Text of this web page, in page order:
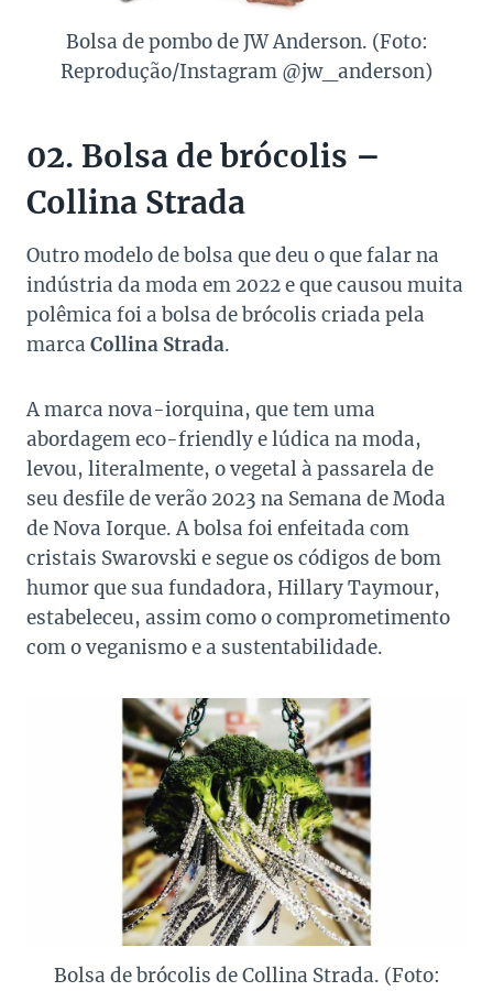
Bolsa de pombo de JW Anderson. (Foto:
Reprodução/Instagram @jw_anderson)
02. Bolsa de brócolis –
Collina Strada
Outro modelo de bolsa que deu o que falar na
indústria da moda em 2022 e que causou muita
polêmica foi a bolsa de brócolis criada pela
marca Collina Strada.
A marca nova-iorquina, que tem uma
abordagem eco-friendly e lúdica na moda,
levou, literalmente, o vegetal à passarela de
seu desfile de verão 2023 na Semana de Moda
de Nova Iorque. A bolsa foi enfeitada com
cristais Swarovski e segue os códigos de bom
humor que sua fundadora, Hillary Taymour,
estabeleceu, assim como o comprometimento
com o veganismo e a sustentabilidade.
Bolsa de brócolis de Collina Strada. (Foto: